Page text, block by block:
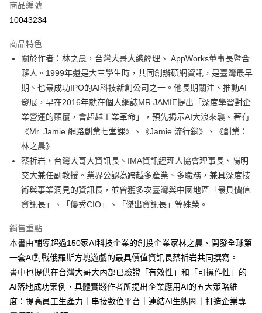
LINE Pay
街口支付
悠遊付
ATM付款
運送方式
宅配
每筆NT$70，滿NT$799(含以上)免運費
數位商品免運
免運費
免運費
離島宅配
每筆NT$200，滿NT$99,999(含以上)免運費
海外叢書運費 查看運費
商品編號
10043234
商品特色
關於作者：林之晨，台灣大哥大總經理、 AppWorks董事長暨合
夥人。1999年還是大三學生時，共同創辦碩網資訊，是臺灣最早
期、也最成功IPO的AI科技新創公司之一。他長期關注、推動AI
發展，早在2016年就在個人網誌MR JAMIE提出「深度學習對企
業營運的顛覆，會超越工業革命」，預先揭示AI大浪來襲。著有
《Mr. Jamie 網路創業七堂課》、《Jamie 流行銷》、《創業：
林之晨》
蔡祈岩，台灣大哥大資訊長、IMA資訊經理人協會理事長、陽明
交大兼任副教授。業界公認為跨越多產業、多職務，兼具深度技
術與事業洞見的資訊長，並曾獲多次臺灣與中國地區「最具價值
資訊長」、「優秀CIO」、「傑出資訊長」等殊榮。
銷售重點
本書由輔導超過150家AI科技企業的創投企業家林之晨、開發全球第
一套AI對戰俄羅斯方塊遊戲的最具價值資訊長蔡祈岩共同撰寫。
書中也提供在台灣大哥大內部已驗證「有效性」和「可操作性」的
AI落地成功案例，具體實踐作者所提出企業應用AI的五大策略維
度：提高員工生產力｜串接數位平台｜連結AI生態圈｜打造企業專